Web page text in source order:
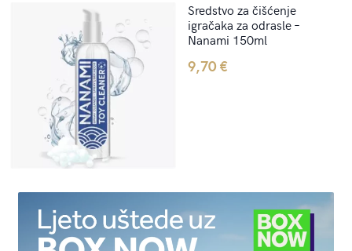
Sredstvo za čišćenje
igračaka za odrasle –
Nanami 150ml
9,70€